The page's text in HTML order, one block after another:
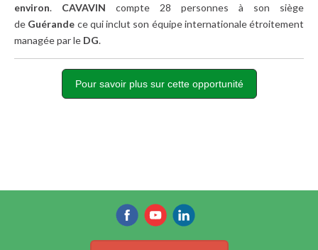
environ. CAVAVIN compte 28 personnes à son siège
de Guérande ce qui inclut son équipe internationale étroitement
managée par le DG.
Pour savoir plus sur cette opportunité